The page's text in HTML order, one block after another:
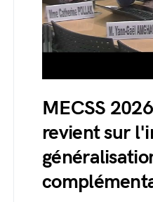
MECSS
revient sur